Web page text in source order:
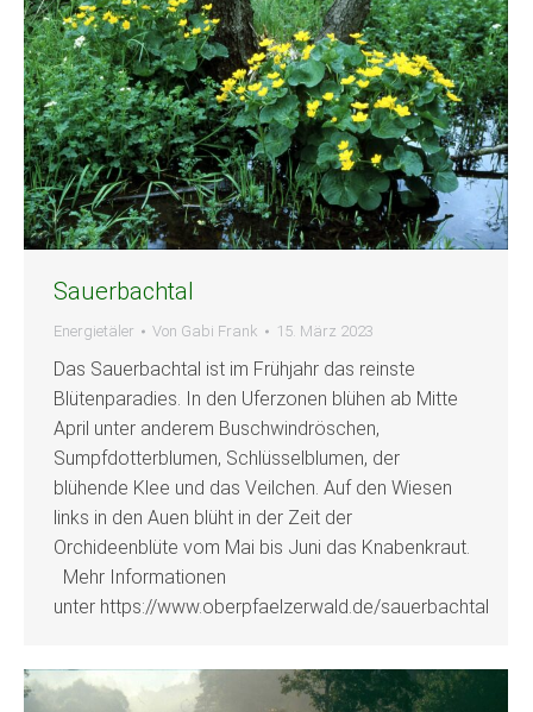
Sauerbachtal
Energietäler Von Gabi Frank 15. März 2023
Das Sauerbachtal ist im Frühjahr das reinste
Blütenparadies. In den Uferzonen blühen ab Mitte
April unter anderem Buschwindröschen,
Sumpfdotterblumen, Schlüsselblumen, der
blühende Klee und das Veilchen. Auf den Wiesen
links in den Auen blüht in der Zeit der
Orchideenblüte vom Mai bis Juni das Knabenkraut.
Mehr Informationen
unter https://www.oberpfaelzerwald.de/sauerbachtal